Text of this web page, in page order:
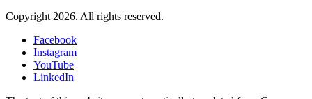
Copyright 2026. All rights reserved.
Facebook
Instagram
YouTube
LinkedIn